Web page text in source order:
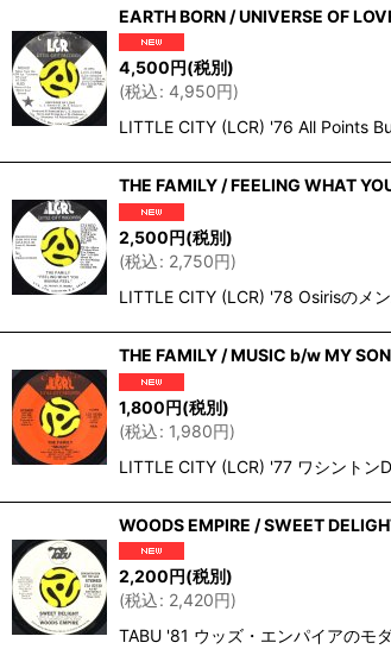
EARTH BORN / UNIVERSE OF
4,500円(税別)
(税込: 4,950円)
LITTLE CITY (LCR) '76 All Points
THE FAMILY / FEELING WHAT
2,500円(税別)
(税込: 2,750円)
LITTLE CITY (LCR) '78 Osirisのメ
THE FAMILY / MUSIC b/w MY
1,800円(税別)
(税込: 1,980円)
LITTLE CITY (LCR) '77 ワシント
WOODS EMPIRE / SWEET
2,200円(税別)
(税込: 2,420円)
TABU '81 ウッズ・エンパイアのモ